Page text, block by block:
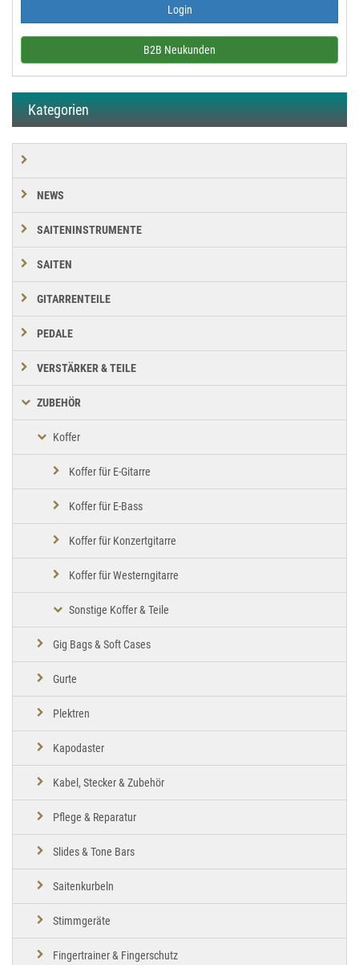
B2B Neukunden
Kategorien
NEWS
SAITENINSTRUMENTE
SAITEN
GITARRENTEILE
PEDALE
VERSTÄRKER & TEILE
ZUBEHÖR
Koffer
Koffer für E-Gitarre
Koffer für E-Bass
Koffer für Konzertgitarre
Koffer für Westerngitarre
Sonstige Koffer & Teile
Gig Bags & Soft Cases
Gurte
Plektren
Kapodaster
Kabel, Stecker & Zubehör
Pflege & Reparatur
Slides & Tone Bars
Saitenkurbeln
Stimmgeräte
Fingertrainer & Fingerschutz